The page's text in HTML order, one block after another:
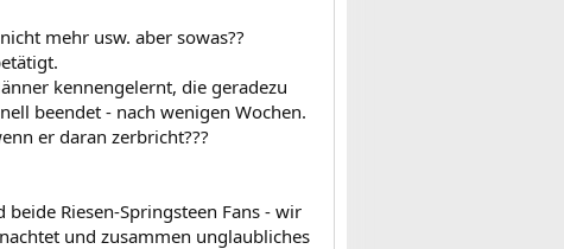
mehr usw. aber sowas??
kennengelernt, die geradezu
beendet - nach wenigen Wochen.
er daran zerbricht???
Riesen-Springsteen Fans - wir
und zusammen unglaubliches